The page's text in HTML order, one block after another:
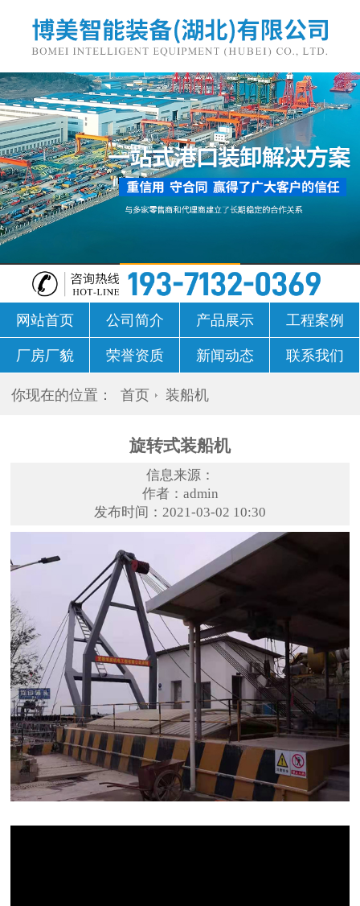
网站首页 公司简介 产品展示 工程案例
厂房厂貌 荣誉资质 新闻动态 联系我们
你现在的位置： 首页 装船机
旋转式装船机
信息来源：
作者：admin
发布时间：2021-03-02 10:30